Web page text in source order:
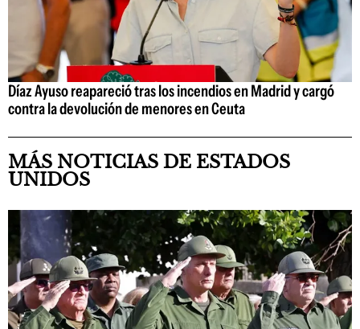
Díaz Ayuso reapareció tras los incendios en Madrid y cargó
contra la devolución de menores en Ceuta
MÁS NOTICIAS DE ESTADOS
UNIDOS